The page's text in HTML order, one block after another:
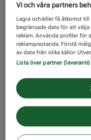
Vi och våra partners
Lagra och/eller få åtkomst
begränsade data för att
reklam. Använda profiler för
reklamprestanda. Förstå
av data från olika källor.
Lista över partner